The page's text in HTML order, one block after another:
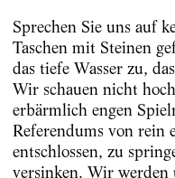
Sprechen Sie uns auf
Taschen mit Steinen
das tiefe Wasser zu,
Wir schauen nicht
erbärmlich engen
Referendums von rein
entschlossen, zu
versinken. Wir